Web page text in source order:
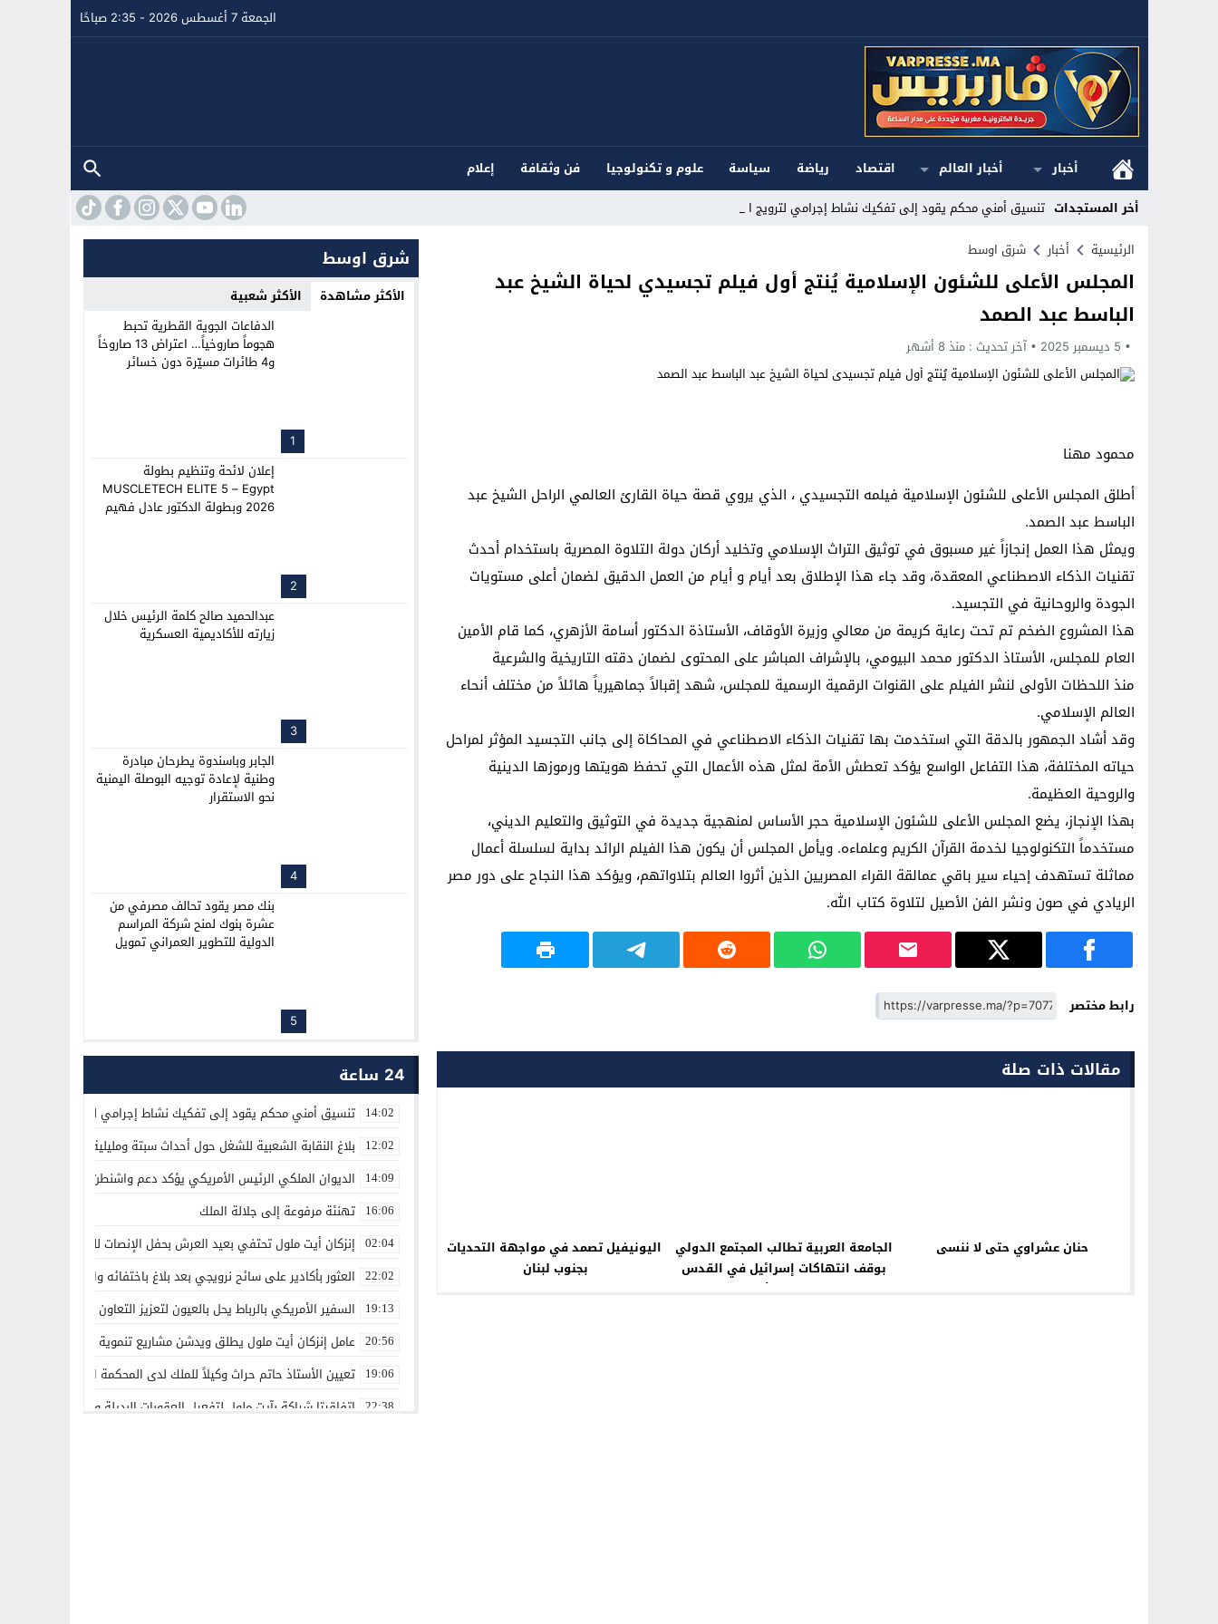
الجمعة 7 أغسطس 2026 - 2:35 صباحًا
أخبار أخبار العالم اقتصاد رياضة سياسة علوم و تكنولوجيا فن وثقافة
إعلام
أخر المستجدات تنسيق أمني محكم يقود إلى تفكيك نشاط إجرامي لترويج المؤ_
Stop
Previous
Next
الرئيسية أخبار شرق اوسط
المجلس الأعلى للشئون الإسلامية يُنتج أول فيلم تجسيدي لحياة الشيخ عبد
الباسط عبد الصمد
5 ديسمبر 2025 آخر تحديث : منذ 8 أشهر
محمود مهنا
أطلق المجلس الأعلى للشئون الإسلامية فيلمه التجسيدي ، الذي يروي قصة حياة القارئ العالمي الراحل الشيخ عبد
الباسط عبد الصمد.
ويمثل هذا العمل إنجازاً غير مسبوق في توثيق التراث الإسلامي وتخليد أركان دولة التلاوة المصرية باستخدام أحدث
تقنيات الذكاء الاصطناعي المعقدة، وقد جاء هذا الإطلاق بعد أيام و أيام من العمل الدقيق لضمان أعلى مستويات
الجودة والروحانية في التجسيد.
هذا المشروع الضخم تم تحت رعاية كريمة من معالي وزيرة الأوقاف، الأستاذة الدكتور أسامة الأزهري، كما قام الأمين
العام للمجلس، الأستاذ الدكتور محمد البيومي، بالإشراف المباشر على المحتوى لضمان دقته التاريخية والشرعية
منذ اللحظات الأولى لنشر الفيلم على القنوات الرقمية الرسمية للمجلس، شهد إقبالاً جماهيرياً هائلاً من مختلف أنحاء
العالم الإسلامي.
وقد أشاد الجمهور بالدقة التي استخدمت بها تقنيات الذكاء الاصطناعي في المحاكاة إلى جانب التجسيد المؤثر لمراحل
حياته المختلفة، هذا التفاعل الواسع يؤكد تعطش الأمة لمثل هذه الأعمال التي تحفظ هويتها ورموزها الدينية
والروحية العظيمة.
بهذا الإنجاز، يضع المجلس الأعلى للشئون الإسلامية حجر الأساس لمنهجية جديدة في التوثيق والتعليم الديني،
مستخدماً التكنولوجيا لخدمة القرآن الكريم وعلماءه. ويأمل المجلس أن يكون هذا الفيلم الرائد بداية لسلسلة أعمال
مماثلة تستهدف إحياء سير باقي عمالقة القراء المصريين الذين أثروا العالم بتلاواتهم، ويؤكد هذا النجاح على دور مصر
الريادي في صون ونشر الفن الأصيل لتلاوة كتاب الله.
رابط مختصر
مقالات ذات صلة
حنان عشراوي حتى لا ننسى
الجامعة العربية تطالب المجتمع الدولي
بوقف انتهاكات إسرائيل في القدس
والمسجد الأقصى
اليونيفيل تصمد في مواجهة التحديات
بجنوب لبنان
شرق اوسط
الأكثر مشاهدة الأكثر شعبية
1
الدفاعات الجوية القطرية تحبط
هجوماً صاروخياً… اعتراض 13 صاروخاً
و4 طائرات مسيّرة دون خسائر
2
إعلان لائحة وتنظيم بطولة
MUSCLETECH ELITE 5 – Egypt
2026 وبطولة الدكتور عادل فهيم
3
عبدالحميد صالح كلمة الرئيس خلال
زيارته للأكاديمية العسكرية
4
الجابر وباسندوة يطرحان مبادرة
وطنية لإعادة توجيه البوصلة اليمنية
نحو الاستقرار
5
بنك مصر يقود تحالف مصرفي من
عشرة بنوك لمنح شركة المراسم
الدولية للتطوير العمراني تمويل
24 ساعة
14:02 تنسيق أمني محكم يقود إلى تفكيك نشاط إجرامي لترويج المؤثرات
12:02 بلاغ النقابة الشعبية للشغل حول أحداث سبتة ومليلية
14:09 الديوان الملكي الرئيس الأمريكي يؤكد دعم واشنطن الكامل لمغربية
16:06 تهنئة مرفوعة إلى جلالة الملك
02:04 إنزكان أيت ملول تحتفي بعيد العرش بحفل الإنصات للخطاب الملكي
22:02 العثور بأكادير على سائح نرويجي بعد بلاغ باختفائه وانقطاع الاتصال
19:13 السفير الأمريكي بالرباط يحل بالعيون لتعزيز التعاون الاقتصادي
20:56 عامل إنزكان أيت ملول يطلق ويدشن مشاريع تنموية جديدة تخليداً للذكرى الـ27 لعيد العرش
19:06 تعيين الأستاذ حاتم حراث وكيلاً للملك لدى المحكمة الابتدائية بفاس
22:38 اتفاقيتا شراكة بآيت ملول لتفعيل العقوبات البديلة وتعزيز إعادة الإدماج